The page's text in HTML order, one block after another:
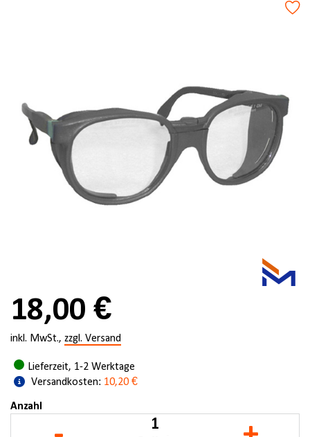
18,00 €
inkl. MwSt., zzgl. Versand
Lieferzeit, 1-2 Werktage
Versandkosten: 10,20 €
Anzahl